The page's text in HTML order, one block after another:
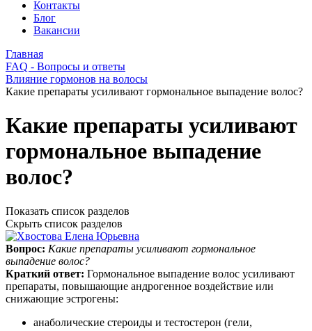
Контакты
Блог
Вакансии
Главная
FAQ - Вопросы и ответы
Влияние гормонов на волосы
Какие препараты усиливают гормональное выпадение волос?
Какие препараты усиливают
гормональное выпадение
волос?
Показать список разделов
Скрыть список разделов
Вопрос: Какие препараты усиливают гормональное
выпадение волос?
Краткий ответ: Гормональное выпадение волос усиливают
препараты, повышающие андрогенное воздействие или
снижающие эстрогены:
анаболические стероиды и тестостерон (гели,